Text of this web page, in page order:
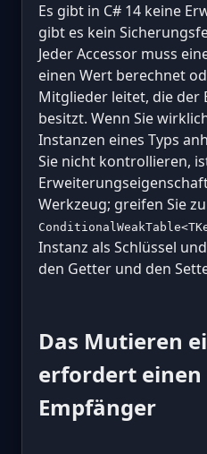
Es gibt in C# 14 keine
gibt es kein
Jeder Accessor muss
einen Wert berechnet
Mitglieder leitet, die der
besitzt. Wenn Sie
Instanzen eines Typs
Sie nicht kontrollieren,
Werkzeug; greifen Sie
Instanz als Schlüssel
den Getter und den
Das Mutieren
erfordert einen
Empfänger